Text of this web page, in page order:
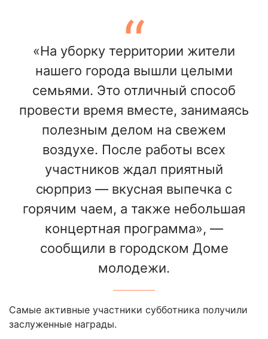
«На уборку территории жители
нашего города вышли целыми
семьями. Это отличный способ
провести время вместе, занимаясь
полезным делом на свежем
воздухе. После работы всех
участников ждал приятный
сюрприз — вкусная выпечка с
горячим чаем, а также небольшая
концертная программа», —
сообщили в городском Доме
молодежи.
Самые активные участники субботника получили
заслуженные награды.